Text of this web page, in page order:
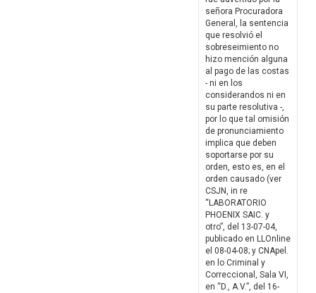
señora Procuradora
General, la sentencia
que resolvió el
sobreseimiento no
hizo mención alguna
al pago de las costas
- ni en los
considerandos ni en
su parte resolutiva -,
por lo que tal omisión
de pronunciamiento
implica que deben
soportarse por su
orden, esto es, en el
orden causado (ver
CSJN, in re
“LABORATORIO
PHOENIX SAIC. y
otro”, del 13-07-04,
publicado en LLOnline
el 08-04-08; y CNApel.
en lo Criminal y
Correccional, Sala VI,
en “D., A.V.”, del 16-